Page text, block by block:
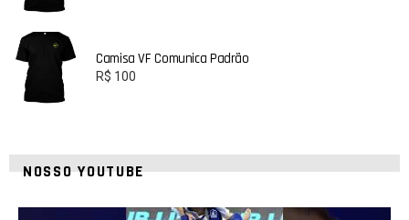
Camisa VF Comunica Padrão
R$ 100
NOSSO YOUTUBE